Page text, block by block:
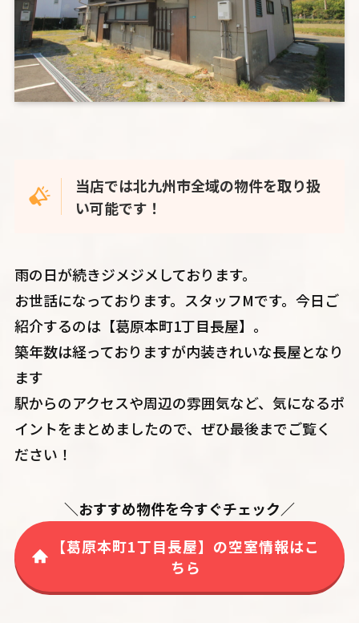
当店では北九州市全域の物件を取り扱
い可能です！
雨の日が続きジメジメしております。
お世話になっております。スタッフMです。今日ご
紹介するのは【葛原本町1丁目長屋】。
築年数は経っておりますが内装きれいな長屋となり
ます
駅からのアクセスや周辺の雰囲気など、気になるポ
イントをまとめましたので、ぜひ最後までご覧く
ださい！
＼おすすめ物件を今すぐチェック／
【葛原本町1丁目長屋】の空室情報はこ
ちら